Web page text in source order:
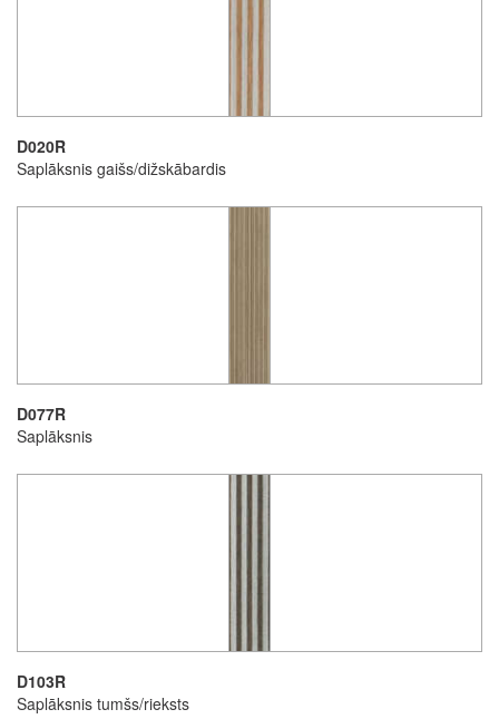
D020R
Saplāksnis gaišs/dižskābardis
D077R
Saplāksnis
D103R
Saplāksnis tumšs/rieksts